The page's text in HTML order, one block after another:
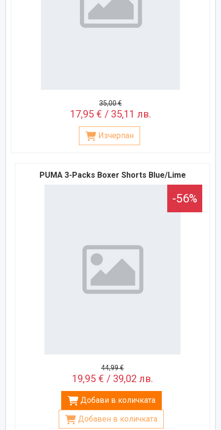
35,00 €
17,95 € / 35,11 лв.
Изчерпан
PUMA 3-Packs Boxer Shorts Blue/Lime
-56%
44,99 €
19,95 € / 39,02 лв.
Добави в количката
Добавен в количката